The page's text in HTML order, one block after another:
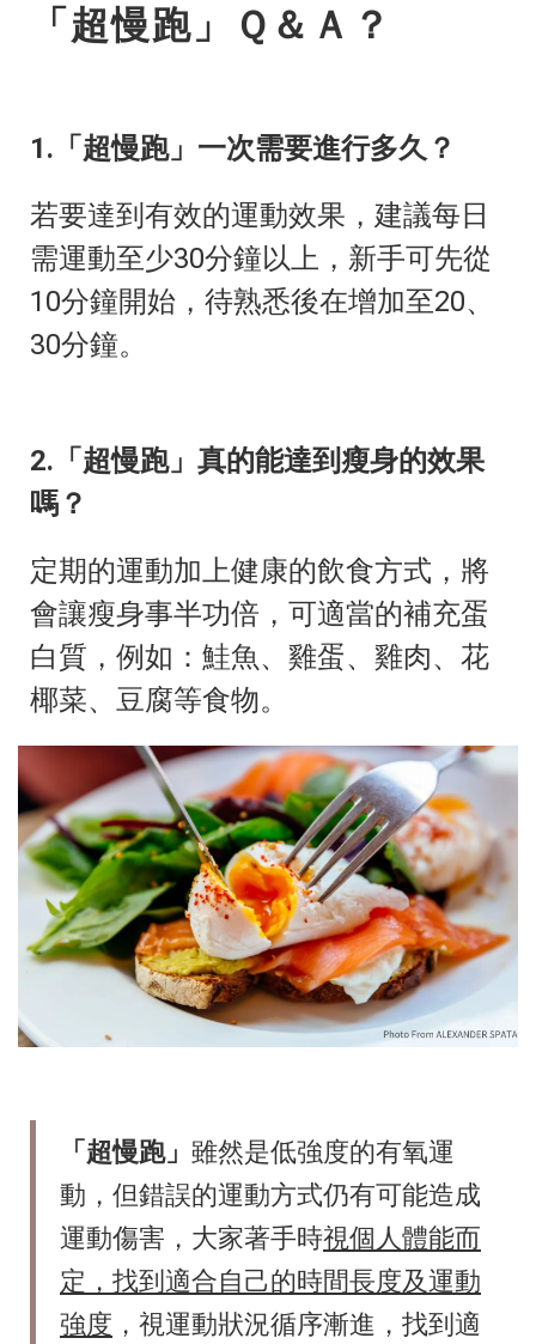
「超慢跑」Ｑ＆Ａ？
1.「超慢跑」一次需要進行多久？
若要達到有效的運動效果，建議每日
需運動至少30分鐘以上，新手可先從
10分鐘開始，待熟悉後在增加至20、
30分鐘。
2.「超慢跑」真的能達到瘦身的效果
嗎？
定期的運動加上健康的飲食方式，將
會讓瘦身事半功倍，可適當的補充蛋
白質，例如：鮭魚、雞蛋、雞肉、花
椰菜、豆腐等食物。
「超慢跑」 雖然是低強度的有氧運
動，但錯誤的運動方式仍有可能造成
運動傷害，大家著手時視個人體能而
定，找到適合自己的時間長度及運動
強度 ，視運動狀況循序漸進，找到適